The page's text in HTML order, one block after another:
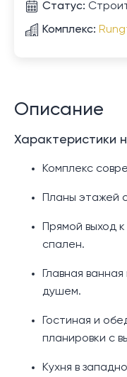
Статус:
Комплекс:
Описание
Характеристики
Комплекс
Планы этажей
Прямой выход
спален.
Главная
душем.
Гостиная и
планировки с
Кухня в